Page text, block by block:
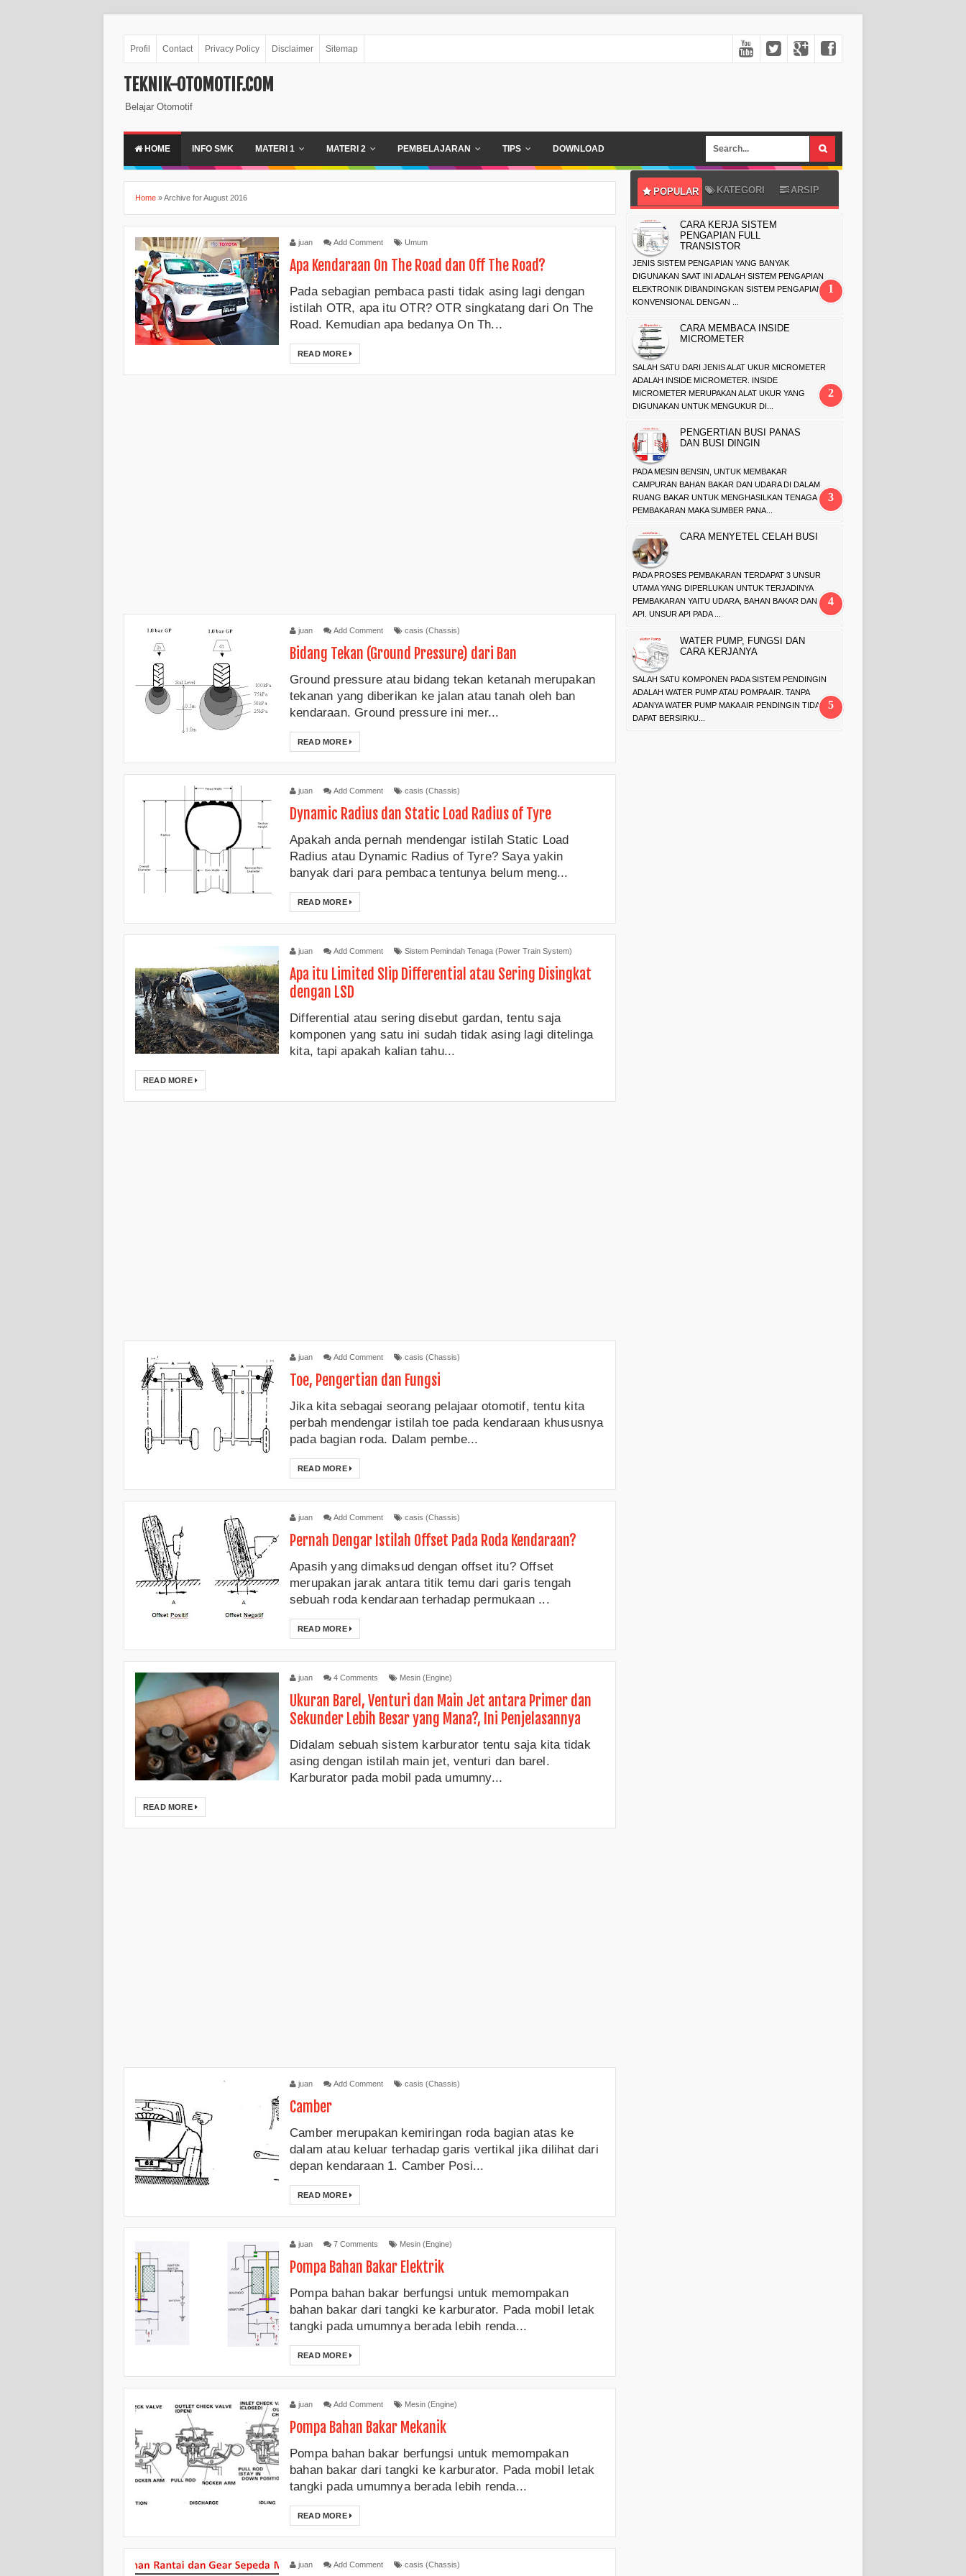
Profil Contact Privacy Policy Disclaimer Sitemap
TEKNIK-OTOMOTIF.COM
Belajar Otomotif
HOME INFO SMK MATERI 1 MATERI 2 PEMBELAJARAN TIPS DOWNLOAD
Home »Archive for August 2016
juan Add Comment Umum
Apa Kendaraan On The Road dan Off The Road?
Pada sebagian pembaca pasti tidak asing lagi dengan
istilah OTR, apa itu OTR? OTR singkatang dari On The
Road. Kemudian apa bedanya On Th...
READ MORE
juan Add Comment casis (Chassis)
Bidang Tekan (Ground Pressure) dari Ban
Ground pressure atau bidang tekan ketanah merupakan
tekanan yang diberikan ke jalan atau tanah oleh ban
kendaraan. Ground pressure ini mer...
READ MORE
juan Add Comment casis (Chassis)
Dynamic Radius dan Static Load Radius of Tyre
Apakah anda pernah mendengar istilah Static Load
Radius atau Dynamic Radius of Tyre? Saya yakin
banyak dari para pembaca tentunya belum meng...
READ MORE
juan Add Comment Sistem Pemindah Tenaga (Power Train System)
Apa itu Limited Slip Differential atau Sering Disingkat
dengan LSD
Differential atau sering disebut gardan, tentu saja
komponen yang satu ini sudah tidak asing lagi ditelinga
kita, tapi apakah kalian tahu...
READ MORE
juan Add Comment casis (Chassis)
Toe, Pengertian dan Fungsi
Jika kita sebagai seorang pelajaar otomotif, tentu kita
perbah mendengar istilah toe pada kendaraan khususnya
pada bagian roda. Dalam pembe...
READ MORE
juan Add Comment casis (Chassis)
Pernah Dengar Istilah Offset Pada Roda Kendaraan?
Apasih yang dimaksud dengan offset itu? Offset
merupakan jarak antara titik temu dari garis tengah
sebuah roda kendaraan terhadap permukaan ...
READ MORE
juan 4 Comments Mesin (Engine)
Ukuran Barel, Venturi dan Main Jet antara Primer dan
Sekunder Lebih Besar yang Mana?, Ini Penjelasannya
Didalam sebuah sistem karburator tentu saja kita tidak
asing dengan istilah main jet, venturi dan barel.
Karburator pada mobil pada umumny...
READ MORE
juan Add Comment casis (Chassis)
Camber
Camber merupakan kemiringan roda bagian atas ke
dalam atau keluar terhadap garis vertikal jika dilihat dari
depan kendaraan 1. Camber Posi...
READ MORE
juan 7 Comments Mesin (Engine)
Pompa Bahan Bakar Elektrik
Pompa bahan bakar berfungsi untuk memompakan
bahan bakar dari tangki ke karburator. Pada mobil letak
tangki pada umumnya berada lebih renda...
READ MORE
juan Add Comment Mesin (Engine)
Pompa Bahan Bakar Mekanik
Pompa bahan bakar berfungsi untuk memompakan
bahan bakar dari tangki ke karburator. Pada mobil letak
tangki pada umumnya berada lebih renda...
READ MORE
juan Add Comment casis (Chassis)
POPULAR KATEGORI ARSIP
CARA KERJA SISTEM
PENGAPIAN FULL
TRANSISTOR
JENIS SISTEM PENGAPIAN YANG BANYAK
DIGUNAKAN SAAT INI ADALAH SISTEM PENGAPIAN
ELEKTRONIK DIBANDINGKAN SISTEM PENGAPIAN
KONVENSIONAL DENGAN ...
CARA MEMBACA INSIDE
MICROMETER
SALAH SATU DARI JENIS ALAT UKUR MICROMETER
ADALAH INSIDE MICROMETER. INSIDE
MICROMETER MERUPAKAN ALAT UKUR YANG
DIGUNAKAN UNTUK MENGUKUR DI...
PENGERTIAN BUSI PANAS
DAN BUSI DINGIN
PADA MESIN BENSIN, UNTUK MEMBAKAR
CAMPURAN BAHAN BAKAR DAN UDARA DI DALAM
RUANG BAKAR UNTUK MENGHASILKAN TENAGA
PEMBAKARAN MAKA SUMBER PANA...
CARA MENYETEL CELAH BUSI
PADA PROSES PEMBAKARAN TERDAPAT 3 UNSUR
UTAMA YANG DIPERLUKAN UNTUK TERJADINYA
PEMBAKARAN YAITU UDARA, BAHAN BAKAR DAN
API. UNSUR API PADA ...
WATER PUMP, FUNGSI DAN
CARA KERJANYA
SALAH SATU KOMPONEN PADA SISTEM PENDINGIN
ADALAH WATER PUMP ATAU POMPA AIR. TANPA
ADANYA WATER PUMP MAKA AIR PENDINGIN TIDAK
DAPAT BERSIRKU...